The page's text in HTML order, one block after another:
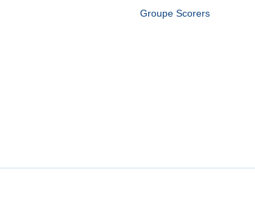
Groupe Scorers